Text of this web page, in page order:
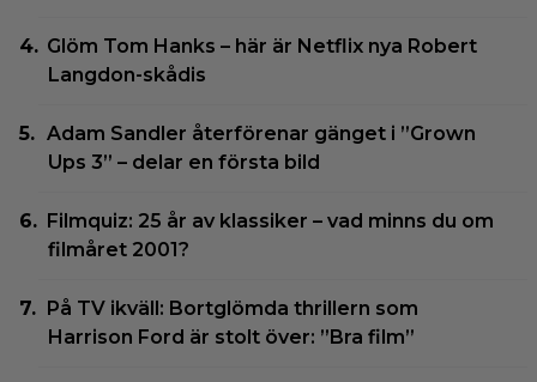
Glöm Tom Hanks – här är Netflix nya Robert
Langdon-skådis
Adam Sandler återförenar gänget i ”Grown
Ups 3” – delar en första bild
Filmquiz: 25 år av klassiker – vad minns du om
filmåret 2001?
På TV ikväll: Bortglömda thrillern som
Harrison Ford är stolt över: ”Bra film”